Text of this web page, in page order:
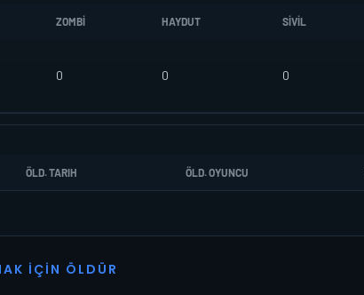
ZOMBI HAYDUT SIVIL
0 0 0
ÖLD. TARIH ÖLD. OYUNCU
AK İ ÇI N Ö L D Ü R